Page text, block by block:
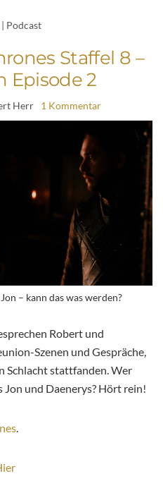
| Podcast
Staffel 8 –
Episode 2
Herr 1 Kommentar
– kann das was werden?
Robert und
Szenen und Gespräche,
Schlacht stattfanden. Wer
Jon und Daenerys? Hört rein!
.